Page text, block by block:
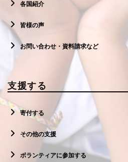
各国紹介
皆様の声
お問い合わせ・資料請求など
支援する
寄付する
その他の支援
ボランティアに参加する